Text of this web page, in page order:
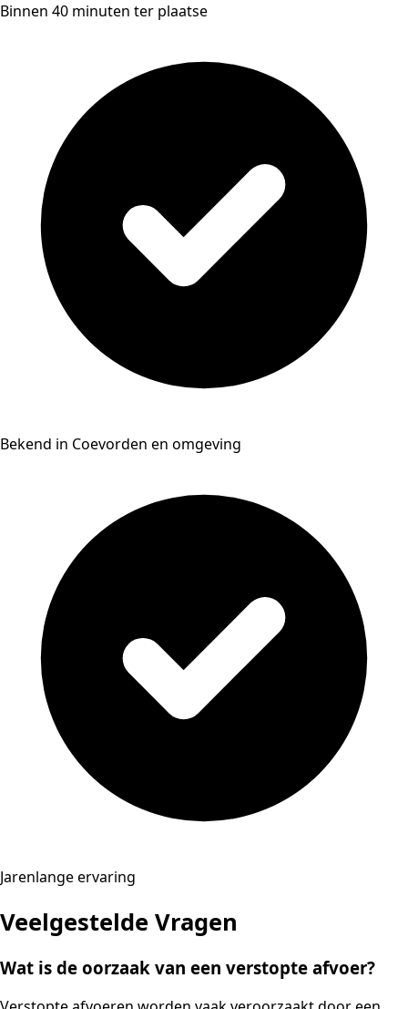
Binnen 40 minuten ter plaatse
Bekend in Coevorden en omgeving
Jarenlange ervaring
Veelgestelde Vragen
Wat is de oorzaak van een verstopte afvoer?